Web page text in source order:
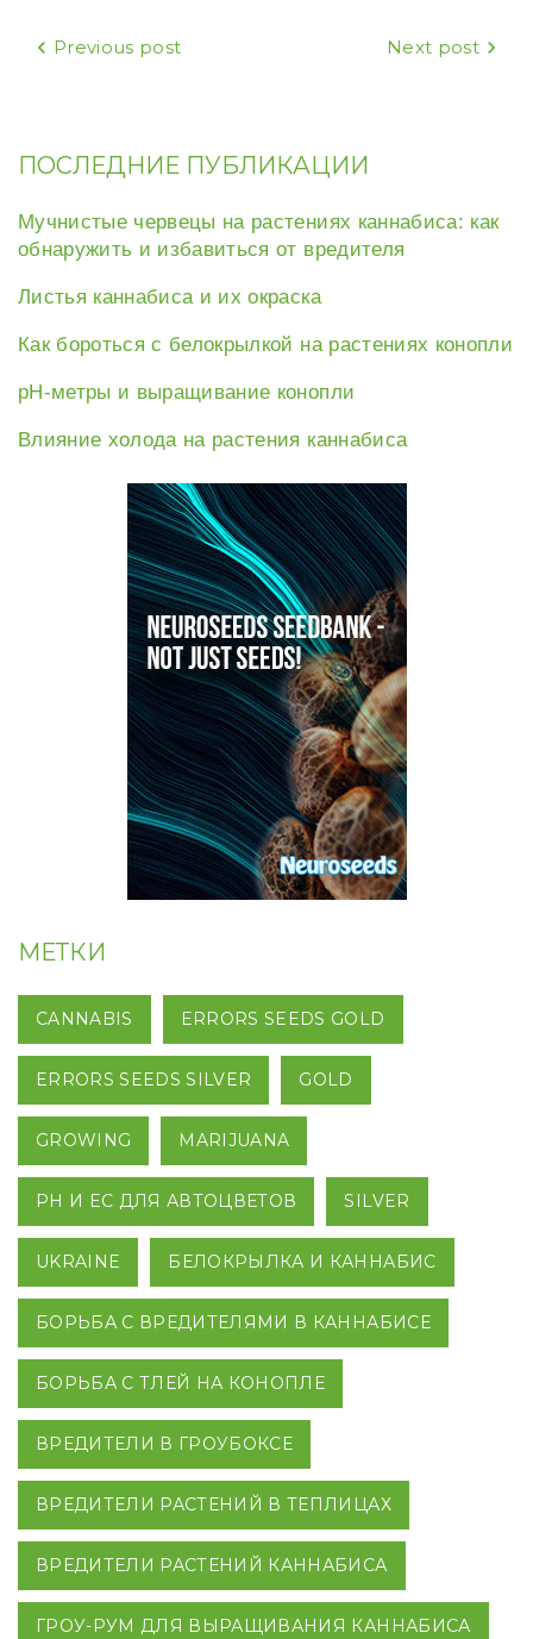
Навигация
Previous post Next post
ПОСЛЕДНИЕ ПУБЛИКАЦИИ
Мучнистые червецы на растениях каннабиса: как
обнаружить и избавиться от вредителя
Листья каннабиса и их окраска
Как бороться с белокрылкой на растениях конопли
рН-метры и выращивание конопли
Влияние холода на растения каннабиса
МЕТКИ
CANNABIS ERRORS SEEDS GOLD
ERRORS SEEDS SILVER GOLD
GROWING MARIJUANA
PH И EC ДЛЯ АВТОЦВЕТОВ SILVER
UKRAINE БЕЛОКРЫЛКА И КАННАБИС
БОРЬБА С ВРЕДИТЕЛЯМИ В КАННАБИСЕ
БОРЬБА С ТЛЕЙ НА КОНОПЛЕ
ВРЕДИТЕЛИ В ГРОУБОКСЕ
ВРЕДИТЕЛИ РАСТЕНИЙ В ТЕПЛИЦАХ
ВРЕДИТЕЛИ РАСТЕНИЙ КАННАБИСА
ГРОУ-РУМ ДЛЯ ВЫРАЩИВАНИЯ КАННАБИСА